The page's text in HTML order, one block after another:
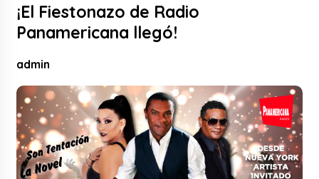
¡El Fiestonazo de Radio
Panamericana llegó!
admin